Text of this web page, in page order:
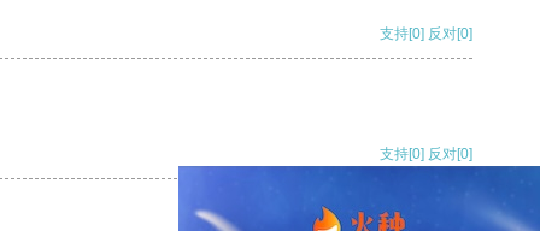
支持[0] 反对[0]
支持[0] 反对[0]